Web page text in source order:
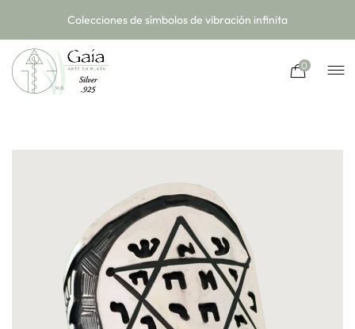
Colecciones de símbolos de vibración infinita
0